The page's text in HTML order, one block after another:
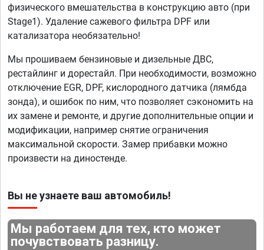
физического вмешательства в конструкцию авто (при
Stage1). Удаление сажевого фильтра DPF или
катализатора необязательно!
Мы прошиваем бензиновые и дизельные ДВС,
рестайлинг и дорестайл. При необходимости, возможно
отключение EGR, DPF, кислородного датчика (лямбда
зонда), и ошибок по ним, что позволяет сэкономить на
их замене и ремонте, и другие дополнительные опции и
модификации, например снятие ограничения
максимальной скорости. Замер прибавки можно
произвести на диностенде.
Вы не узнаете ваш автомобиль!
Мы работаем для тех, кто может
почувствовать разницу.